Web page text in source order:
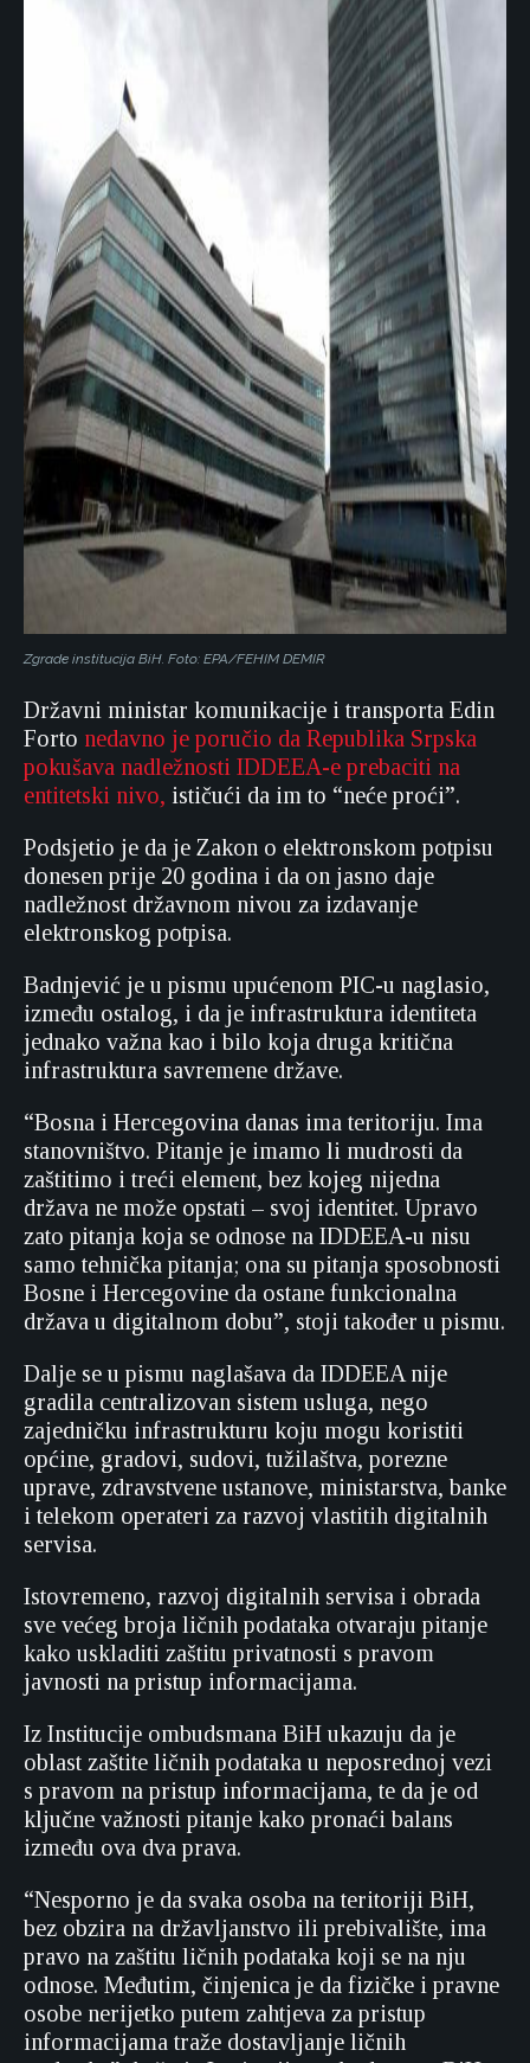
Zgrade institucija BiH. Foto: EPA/FEHIM DEMIR
Državni ministar komunikacije i transporta Edin
Forto nedavno je poručio da Republika Srpska
pokušava nadležnosti IDDEEA-e prebaciti na
entitetski nivo, ističući da im to “neće proći”.
Podsjetio je da je Zakon o elektronskom potpisu
donesen prije 20 godina i da on jasno daje
nadležnost državnom nivou za izdavanje
elektronskog potpisa.
Badnjević je u pismu upućenom PIC-u naglasio,
između ostalog, i da je infrastruktura identiteta
jednako važna kao i bilo koja druga kritična
infrastruktura savremene države.
“Bosna i Hercegovina danas ima teritoriju. Ima
stanovništvo. Pitanje je imamo li mudrosti da
zaštitimo i treći element, bez kojeg nijedna
država ne može opstati – svoj identitet. Upravo
zato pitanja koja se odnose na IDDEEA-u nisu
samo tehnička pitanja; ona su pitanja sposobnosti
Bosne i Hercegovine da ostane funkcionalna
država u digitalnom dobu”, stoji također u pismu.
Dalje se u pismu naglašava da IDDEEA nije
gradila centralizovan sistem usluga, nego
zajedničku infrastrukturu koju mogu koristiti
općine, gradovi, sudovi, tužilaštva, porezne
uprave, zdravstvene ustanove, ministarstva, banke
i telekom operateri za razvoj vlastitih digitalnih
servisa.
Istovremeno, razvoj digitalnih servisa i obrada
sve većeg broja ličnih podataka otvaraju pitanje
kako uskladiti zaštitu privatnosti s pravom
javnosti na pristup informacijama.
Iz Institucije ombudsmana BiH ukazuju da je
oblast zaštite ličnih podataka u neposrednoj vezi
s pravom na pristup informacijama, te da je od
ključne važnosti pitanje kako pronaći balans
između ova dva prava.
“Nesporno je da svaka osoba na teritoriji BiH,
bez obzira na državljanstvo ili prebivalište, ima
pravo na zaštitu ličnih podataka koji se na nju
odnose. Međutim, činjenica je da fizičke i pravne
osobe nerijetko putem zahtjeva za pristup
informacijama traže dostavljanje ličnih